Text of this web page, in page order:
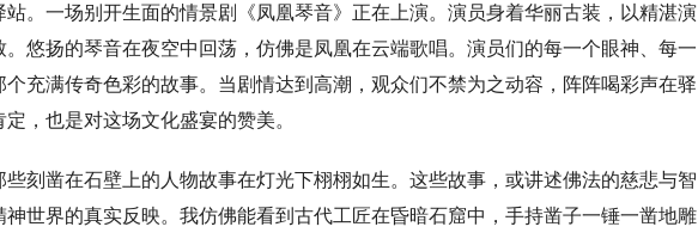
。一场别开生面的情景剧《凤凰琴音》正在上演。演员身着华丽古装，以精湛演
悠扬的琴音在夜空中回荡，仿佛是凤凰在云端歌唱。演员们的每一个眼神、每一
充满传奇色彩的故事。当剧情达到高潮，观众们不禁为之动容，阵阵喝彩声在驿
，也是对这场文化盛宴的赞美。
刻凿在石壁上的人物故事在灯光下栩栩如生。这些故事，或讲述佛法的慈悲与智
世界的真实反映。我仿佛能看到古代工匠在昏暗石窟中，手持凿子一锤一凿地雕